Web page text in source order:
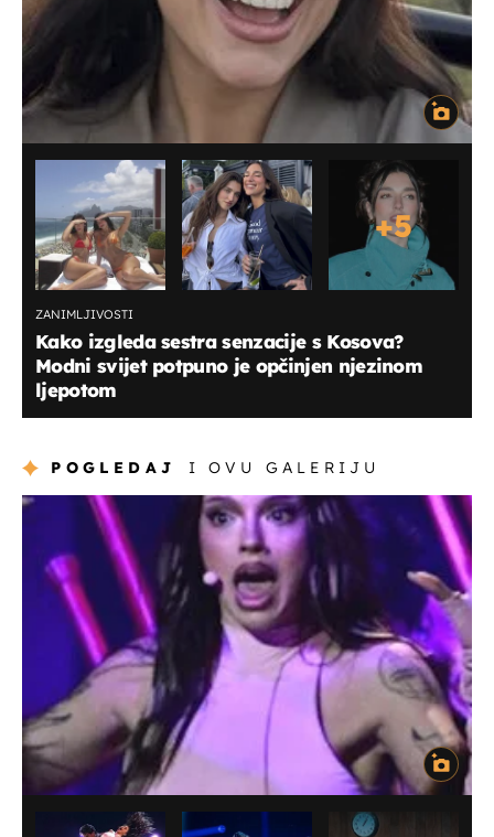
+5
ZANIMLJIVOSTI
Kako izgleda sestra senzacije s Kosova?
Modni svijet potpuno je opčinjen njezinom
ljepotom
POGLEDAJ I OVU GALERIJU